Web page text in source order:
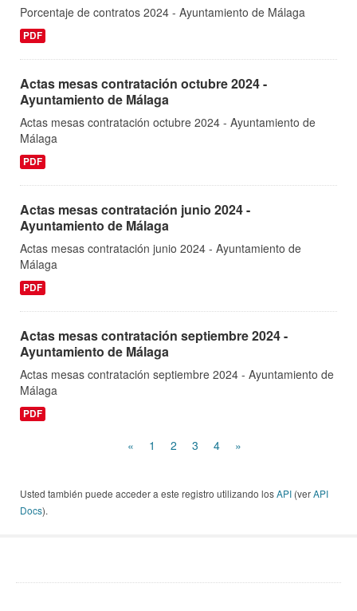
Porcentaje de contratos 2024 - Ayuntamiento de Málaga
PDF
Actas mesas contratación octubre 2024 -
Ayuntamiento de Málaga
Actas mesas contratación octubre 2024 - Ayuntamiento de
Málaga
PDF
Actas mesas contratación junio 2024 -
Ayuntamiento de Málaga
Actas mesas contratación junio 2024 - Ayuntamiento de
Málaga
PDF
Actas mesas contratación septiembre 2024 -
Ayuntamiento de Málaga
Actas mesas contratación septiembre 2024 - Ayuntamiento de
Málaga
PDF
« 1 2 3 4 »
Usted también puede acceder a este registro utilizando losAPI (verAPI
Docs).